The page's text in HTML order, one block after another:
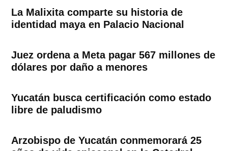
La Malixita comparte su historia de
identidad maya en Palacio Nacional
Juez ordena a Meta pagar 567 millones de
dólares por daño a menores
Yucatán busca certificación como estado
libre de paludismo
Arzobispo de Yucatán conmemorará 25